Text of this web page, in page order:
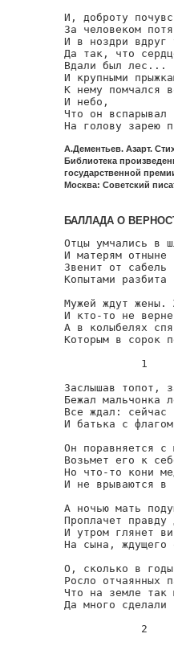
И, доброту
За человеком
И в ноздри вдруг
Да так, что
Вдали был лес...
И крупными
К нему помчался
И небо,
Что он вспарывал
На голову зарею
А.Дементьев. Азарт.
Библиотека
государственной
Москва: Советский
БАЛЛАДА О
Отцы умчались в
И матерям
Звенит от сабель
Копытами разбита
Мужей ждут жены.
И кто-то не
А в колыбелях
Которым в сорок
            1
Заслышав топот,
Бежал мальчонка
Все ждал: сейчас
И батька с
Он поравняется с
Возьмет его к
Но что-то кони
И не врываются в
А ночью мать
Проплачет правду
И утром глянет
На сына, ждущего
О, сколько в
Росло отчаянных
Что на земле так
Да много сделали
            2